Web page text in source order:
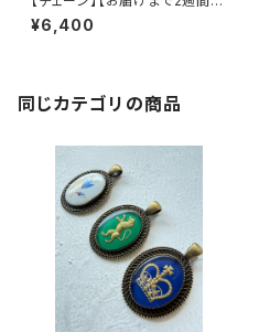
どかかります】
¥6,400
同じカテゴリの商品